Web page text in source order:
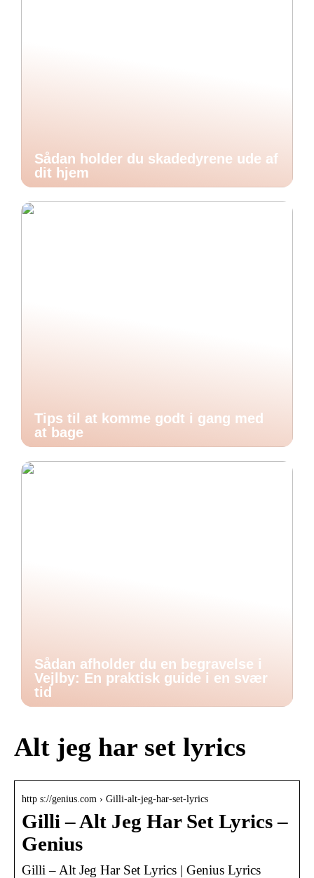
Sådan holder du skadedyrene ude af
dit hjem
Tips til at komme godt i gang med
at bage
Sådan afholder du en begravelse i
Vejlby: En praktisk guide i en svær
tid
Alt jeg har set lyrics
http s://genius.com › Gilli-alt-jeg-har-set-lyrics
Gilli – Alt Jeg Har Set Lyrics –
Genius
Gilli – Alt Jeg Har Set Lyrics | Genius Lyrics